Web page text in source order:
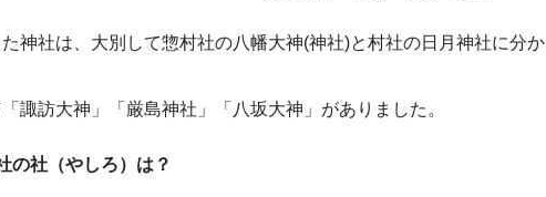
神社は、大別して惣村社の八幡大神(神社)と村社の日月神社に分か
諏訪大神」「厳島神社」「八坂大神」がありました。
社（やしろ）は？